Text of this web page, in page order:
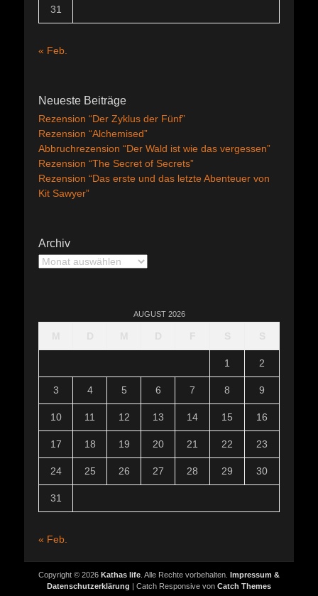
31
« Feb.
Neueste Beiträge
Rezension “Der Zyklus der Fünf”
Rezension “Alchemised”
Abbruchrezension “Der Wald ist wie das vergessen”
Rezension “The Secret of Secrets”
Rezension “Das erste und das letzte Abenteuer von
Kit Sawyer”
Archiv
Archiv
AUGUST 2026
1 2
3 4 5 6 7 8 9
10 11 12 13 14 15 16
17 18 19 20 21 22 23
24 25 26 27 28 29 30
31
« Feb.
Copyright © 2026 Kathas life . Alle Rechte vorbehalten.
Impressum &
Datenschutzerklärung | Catch Responsive von Catch Themes